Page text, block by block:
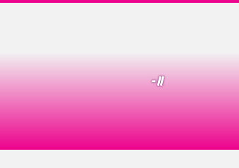
- //